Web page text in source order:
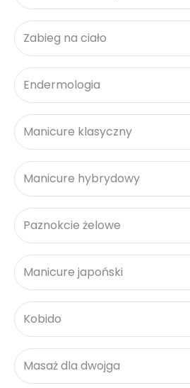
Zabieg na ciało
Endermologia
Manicure klasyczny
Manicure hybrydowy
Paznokcie żelowe
Manicure japoński
Kobido
Masaż dla dwojga